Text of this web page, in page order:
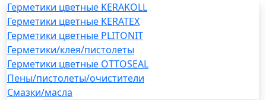
Герметики цветные KERAKOLL
Герметики цветные KERATEX
Герметики цветные PLITONIT
Герметики/клея/пистолеты
Герметики цветные OTTOSEAL
Пены/пистолеты/очистители
Смазки/масла